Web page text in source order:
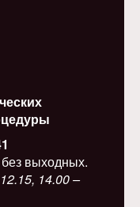
выходных.
14.00 –